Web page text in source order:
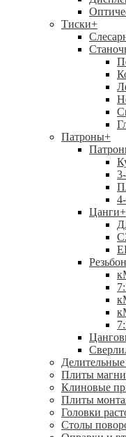
Тиски+
Патроны+
Цанги+
Плиты
Клиновые
Плиты
Головки
Столы